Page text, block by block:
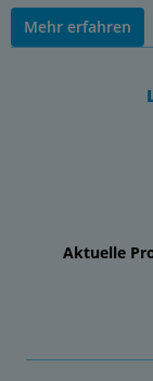
Mehr erfahren
Aktuelle